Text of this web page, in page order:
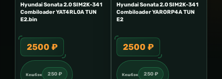
Hyundai Sonata 2.0 SIM2K-341
Combiloader YAT4RL0A TUN
E2.bin
2500 ₽
Кешбэк 250 ₽
Hyundai Sonata 2.0 SIM2K-341
Combiloader YARORP4A TUN
E2
2500 ₽
Кешбэк 250 ₽